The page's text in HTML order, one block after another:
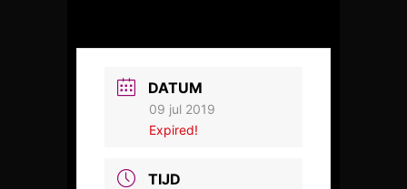
DATUM
09 jul 2019
Expired!
TIJD